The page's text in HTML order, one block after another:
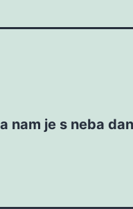
nam je s neba